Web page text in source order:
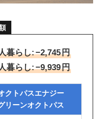
暮らし:−2,745円
暮らし:−9,939円
クトパスエナジー
リーンオクトパス